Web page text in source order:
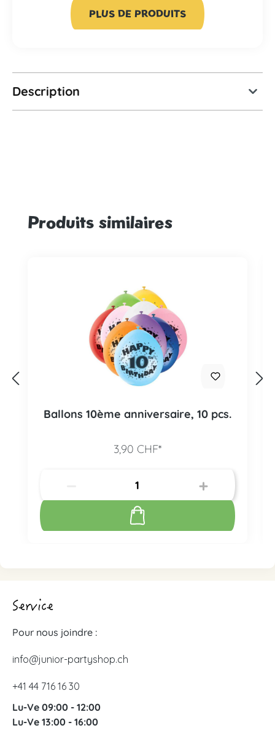
PLUS DE PRODUITS
Description
Ignorer la galerie de produits
Produits similaires
Ballons 10ème anniversaire, 10 pcs.
3,90 CHF*
Service
Pour nous joindre :
info@junior-partyshop.ch
+41 44 716 16 30
Lu-Ve 09:00 - 12:00
Lu-Ve 13:00 - 16:00